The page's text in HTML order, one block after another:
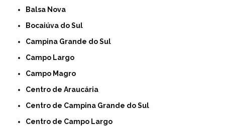
Balsa Nova
Bocaiúva do Sul
Campina Grande do Sul
Campo Largo
Campo Magro
Centro de Araucária
Centro de Campina Grande do Sul
Centro de Campo Largo